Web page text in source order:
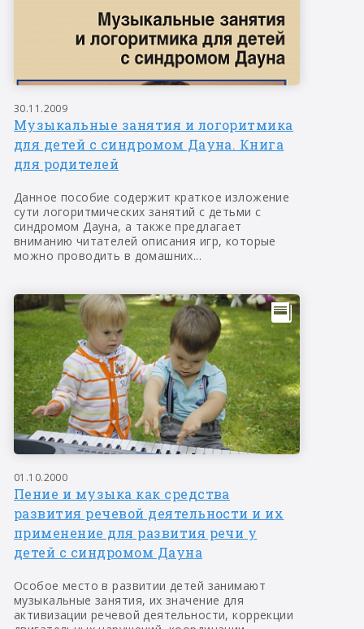
30.11.2009
Музыкальные занятия и логоритмика
для детей с синдромом Дауна. Книга
для родителей
Данное пособие содержит краткое изложение
сути логоритмических занятий с детьми с
синдромом Дауна, а также предлагает
вниманию читателей описания игр, которые
можно проводить в домашних...
01.10.2000
Пение и музыка как средства
развития речевой деятельности и их
применение для развития речи у
детей с синдромом Дауна
Особое место в развитии детей занимают
музыкальные занятия, их значение для
активизации речевой деятельности, коррекции